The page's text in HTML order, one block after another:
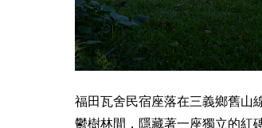
福田瓦舍民宿座落在三義鄉舊山
鬱樹林間，隱藏著一座獨立的紅